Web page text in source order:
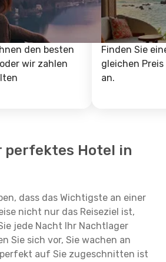
den besten
wir zahlen
Finden Sie
gleichen
an.
perfektes Hotel in
dass das Wichtigste an einer
nicht nur das Reiseziel ist,
jede Nacht Ihr Nachtlager
Sie sich vor, Sie wachen an
auf Sie zugeschnitten ist